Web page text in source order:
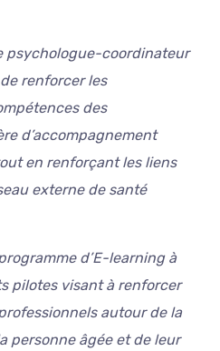
psychologue-coordinateur
renforcer les
des
d’accompagnement
en renforçant les liens
externe de santé
d’E-learning à
pilotes visant à renforcer
autour de la
personne âgée et de leur